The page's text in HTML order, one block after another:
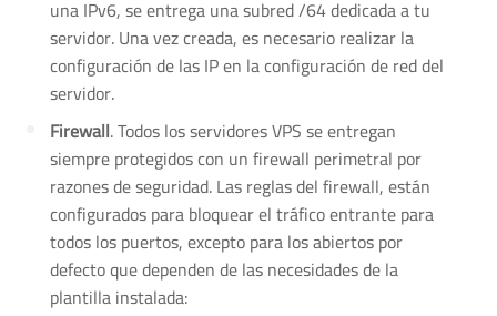
una IPv6, se entrega una subred /64 dedicada a tu
servidor. Una vez creada, es necesario realizar la
configuración de las IP en la configuración de red del
servidor.
Firewall. Todos los servidores VPS se entregan
siempre protegidos con un firewall perimetral por
razones de seguridad. Las reglas del firewall, están
configurados para bloquear el tráfico entrante para
todos los puertos, excepto para los abiertos por
defecto que dependen de las necesidades de la
plantilla instalada: